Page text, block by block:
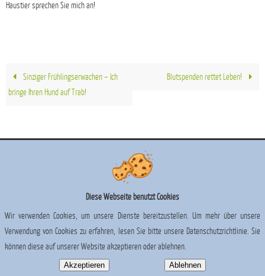
Haustier sprechen Sie mich an!
Sinziger Frühlingserwachen – Ich
bringe Ihren Hund auf Trab!
Blutspenden rettet Leben!
Rechtliches finden Sie imImpressum
Präsentiert vonNirvana&WordPress.
Diese Webseite benutzt Cookies
Wir verwenden Cookies, um unsere Dienste bereitzustellen. Um mehr über unsere
Verwendung von Cookies zu erfahren, lesen Sie bitte unsere Datenschutzrichtlinie. Sie
können diese auf unserer Website akzeptieren oder ablehnen.
Akzeptieren Ablehnen